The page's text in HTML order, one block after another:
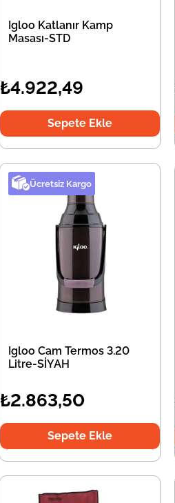
Igloo Katlanır Kamp
Masası-STD
₺4.922,49
Sepete Ekle
Ücretsiz Kargo
Igloo Cam Termos 3.20
Litre-SİYAH
₺2.863,50
Sepete Ekle